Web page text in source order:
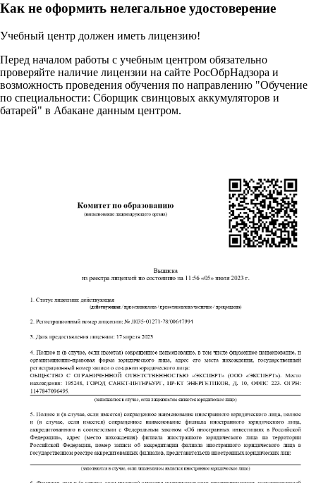
Как не оформить нелегальное удостоверение
Учебный центр должен иметь лицензию!
Перед началом работы с учебным центром обязательно
проверяйте наличие лицензии на сайте РосОбрНадзора и
возможность проведения обучения по направлению "Обучение
по специальности: Сборщик свинцовых аккумуляторов и
батарей" в Абакане данным центром.